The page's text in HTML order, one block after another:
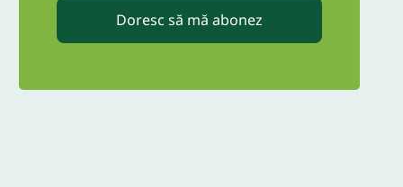
Doresc să mă abonez